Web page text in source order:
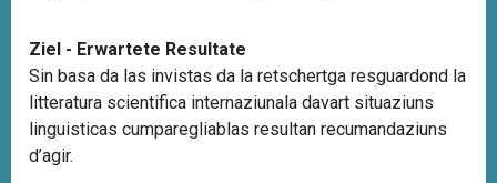
Ziel - Erwartete Resultate
Sin basa da las invistas da la retschertga resguardond la
litteratura scientifica internaziunala davart situaziuns
linguisticas cumparegliablas resultan recumandaziuns
d’agir.